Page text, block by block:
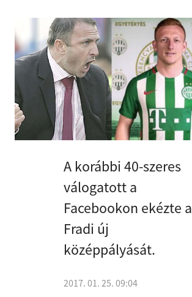
A korábbi 40-szeres
válogatott a
Facebookon ekézte a
Fradi új
középpályását.
2017. 01. 25. 09:04